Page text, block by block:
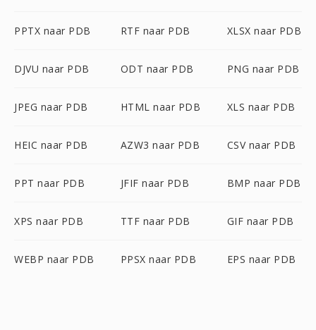
PPTX naar PDB RTF naar PDB XLSX naar PDB
DJVU naar PDB ODT naar PDB PNG naar PDB
JPEG naar PDB HTML naar PDB XLS naar PDB
HEIC naar PDB AZW3 naar PDB CSV naar PDB
PPT naar PDB JFIF naar PDB BMP naar PDB
XPS naar PDB TTF naar PDB GIF naar PDB
WEBP naar PDB PPSX naar PDB EPS naar PDB